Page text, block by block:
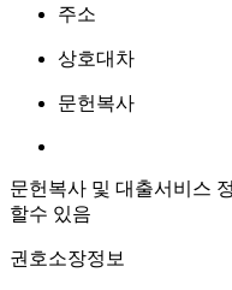
주소
상호대차
문헌복사
문헌복사 및 대출서비스
할수 있음
권호소장정보